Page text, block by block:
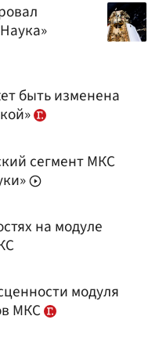
быть изменена
сегмент МКС
на модуле
модуля
МКС